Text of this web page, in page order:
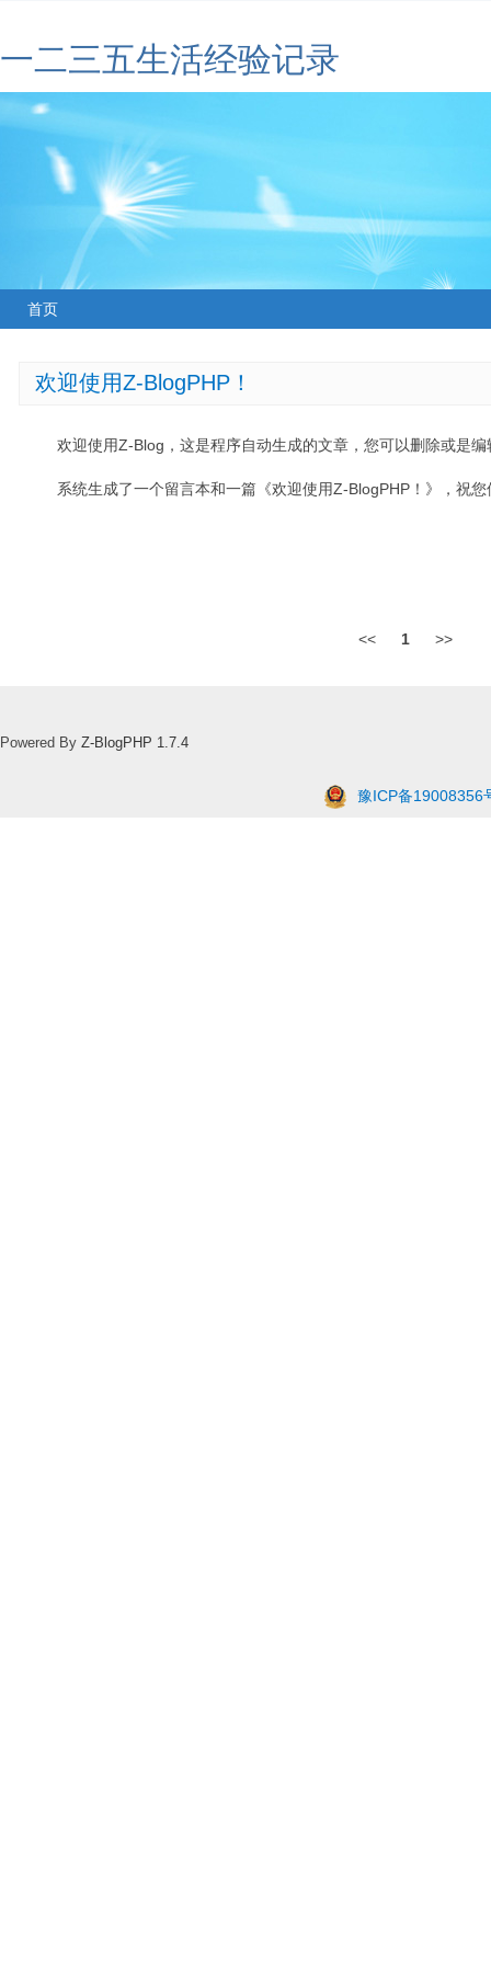
一二三五生活经验记录
首页
欢迎使用Z-BlogPHP！
欢迎使用Z-Blog，这是程序自动生成的文章，您可以删除或是编
系统生成了一个留言本和一篇《欢迎使用Z-BlogPHP！》，祝
<< 1 >>
Powered By Z-BlogPHP 1.7.4
豫ICP备19008356